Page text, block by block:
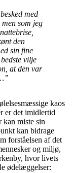
med
som jeg
den
sin fine
vilje
at den var
kaos
er det imidlertid
kan miste sin
kan bidrage
forståelsen af det
og miljø,
hvor livets
ødelæggelser: